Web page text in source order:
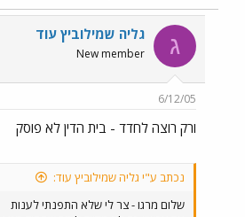
ג גליה שמילוביץ עוד
New member
6/12/05
ורק רוצה לחדד - בית הדין לא פוסק
נכתב ע"י גליה שמילוביץ עוד:
שלום מרגו - צר לי שלא התפנתי לענות